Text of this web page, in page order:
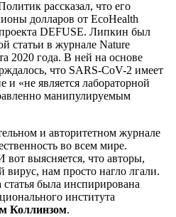
рассказал, что его
долларов от EcoHealth
проекта DEFUSE. Липкин был
статьи в журнале Nature
2020 года. В ней на основе
что SARS-CoV-2 имеет
и «не является лабораторной
манипулируемым
и авторитетном журнале
во всем мире.
выясняется, что авторы,
вирус, нам просто нагло лгали.
была инспирирована
института
Коллинзом.